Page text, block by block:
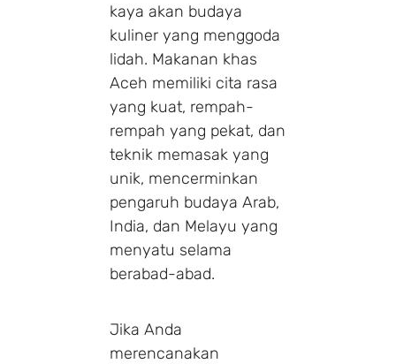
kaya akan budaya
kuliner yang menggoda
lidah. Makanan khas
Aceh memiliki cita rasa
yang kuat, rempah-
rempah yang pekat, dan
teknik memasak yang
unik, mencerminkan
pengaruh budaya Arab,
India, dan Melayu yang
menyatu selama
berabad-abad.
Jika Anda
merencanakan